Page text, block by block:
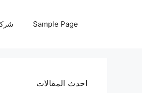
Sample Page
احدث المقالات